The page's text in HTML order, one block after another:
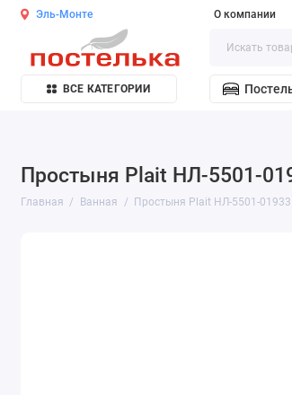
Эль-Монте О компании
ВСЕ КАТЕГОРИИ
Простыня Plait НЛ-5501-
Главная Ванная Простыня Plait НЛ-5501-